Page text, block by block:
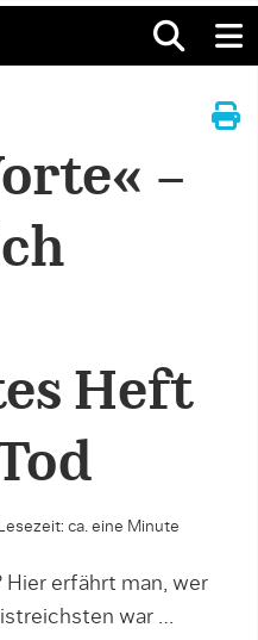
–
Heft
Lesezeit: ca. eine Minute
Hier erfährt man, wer
war …